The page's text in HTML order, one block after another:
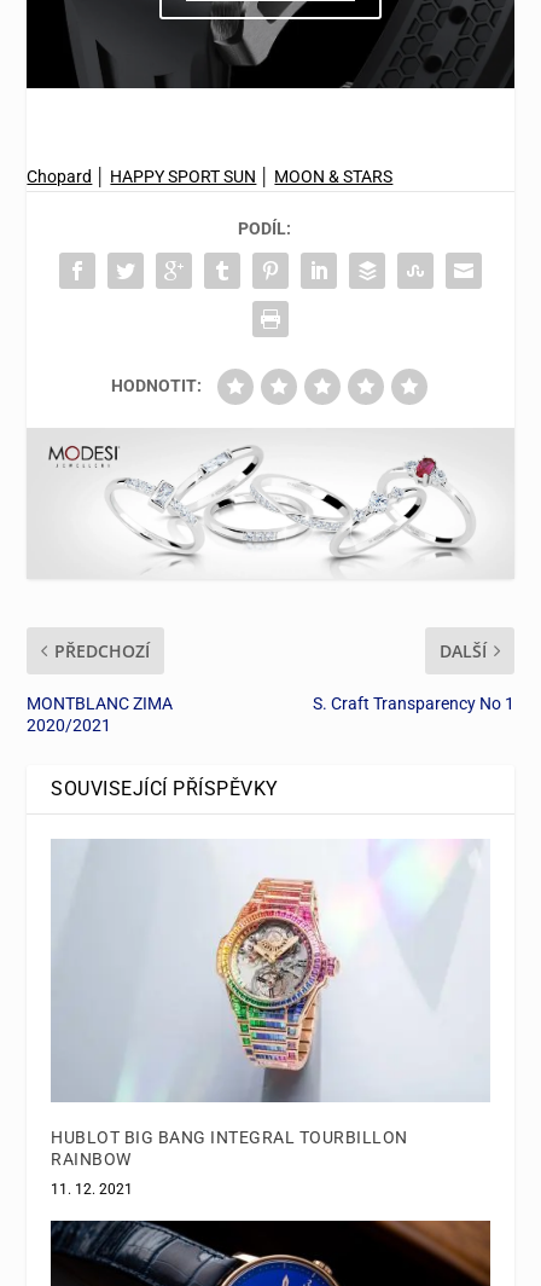
Chopard HAPPY SPORT SUN MOON & STARS
PODÍL:
HODNOTIT:
PŘEDCHOZÍ
MONTBLANC ZIMA
2020/2021
DALŠÍ
S. Craft Transparency No 1
SOUVISEJÍCÍ PŘÍSPĚVKY
HUBLOT BIG BANG INTEGRAL TOURBILLON
RAINBOW
11. 12. 2021